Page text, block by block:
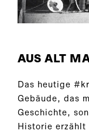
AUS ALT
Das heutige
Gebäude, das
Geschichte,
Historie erzählt